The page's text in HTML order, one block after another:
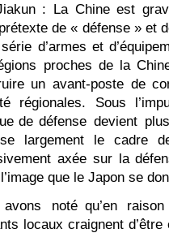
: La Chine est
de « défense » et
série d’armes et
proches de la
un avant-poste de
régionales. Sous
de défense devient
largement le cadre
axée sur la
que le Japon se
avons noté qu’en
locaux craignent